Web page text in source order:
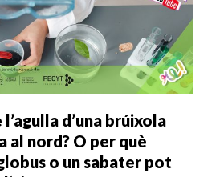
d’una brúixola
al nord? O per què
o un sabater pot